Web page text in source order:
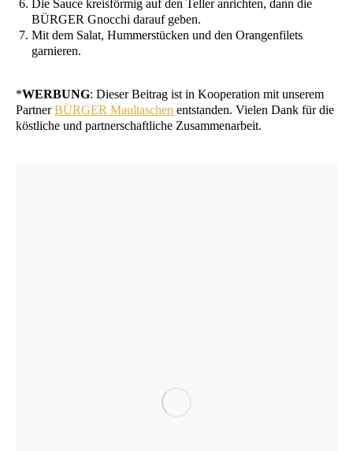
Die Sau­ce kreis­för­mig auf den Tel­ler anrich­ten, dann die
BÜRGER Gnoc­chi dar­auf geben.
Mit dem Salat, Hum­mer­stü­cken und den Oran­gen­fi­lets
garnieren.
*WERBUNG: Die­ser Bei­trag ist in Koope­ra­ti­on mit unse­rem
Part­nerBÜRGER Maul­ta­schen ent­stan­den. Vie­len Dank für die
köst­li­che und part­ner­schaft­li­che Zusammenarbeit.